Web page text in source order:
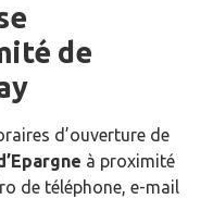
de
d’ouverture de
à proximité
de téléphone, e-mail